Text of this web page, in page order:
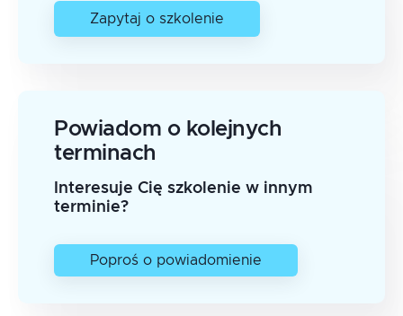
Zapytaj o szkolenie
Powiadom o kolejnych
terminach
Interesuje Cię szkolenie w innym
terminie?
Poproś o powiadomienie